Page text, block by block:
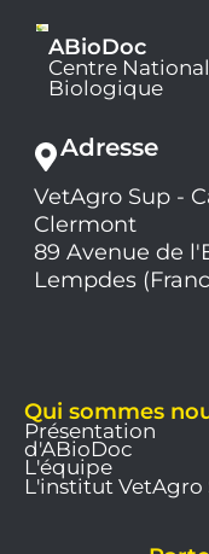
ABioDoc
Centre
Biologique
Adresse
VetAgro Sup -
Clermont
89 Avenue de
Lempdes
Qui sommes
Présentation
d'ABioDoc
L'équipe
L'institut VetAgro